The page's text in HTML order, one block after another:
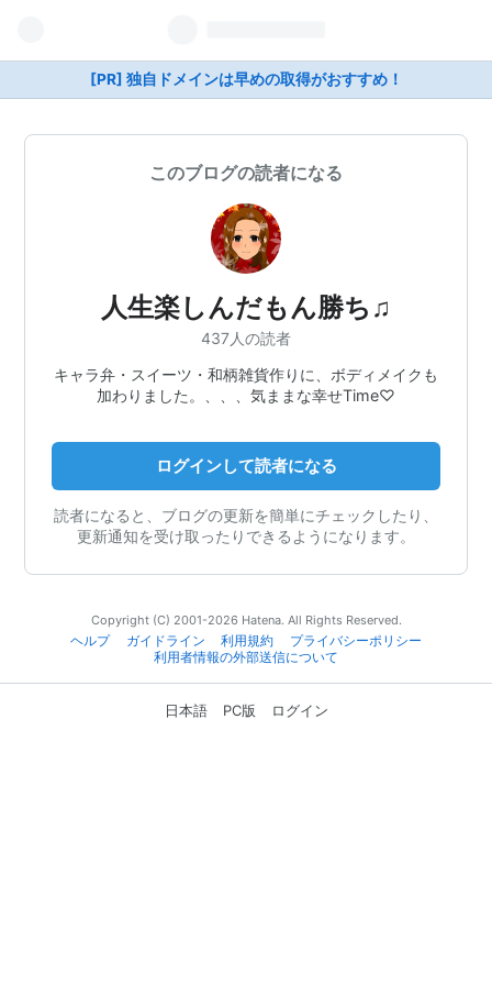
[PR] 独自ドメインは早めの取得がおすすめ！
このブログの読者になる
人生楽しんだもん勝ち♫
437人の読者
キャラ弁・スイーツ・和柄雑貨作りに、ボディメイクも
加わりました。、、、気ままな幸せTime♡
ログインして読者になる
読者になると、ブログの更新を簡単にチェックしたり、
更新通知を受け取ったりできるようになります。
Copyright (C) 2001-2026 Hatena. All Rights Reserved.
ヘルプ
ガイドライン 利用規約
プライバシーポリシー
利用者情報の外部送信について
日本語 PC版 ログイン